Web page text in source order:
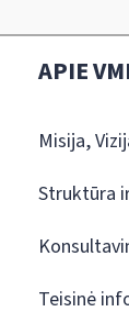
APIE
Misija,
Struktūra
Teisinė